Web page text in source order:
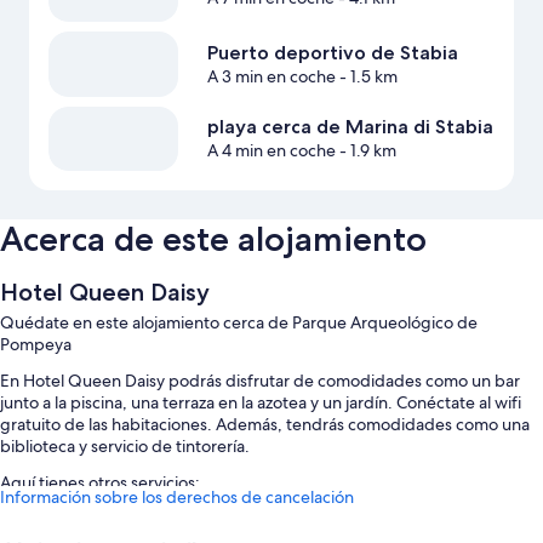
Puerto deportivo de Stabia
A 3 min en coche- 1.5 km
playa cerca de Marina di Stabia
A 4 min en coche- 1.9 km
Acerca de este alojamiento
Hotel Queen Daisy
Quédate en este alojamiento cerca de Parque Arqueológico de
Pompeya
En Hotel Queen Daisy podrás disfrutar de comodidades como un bar
junto a la piscina, una terraza en la azotea y un jardín. Conéctate al wifi
gratuito de las habitaciones. Además, tendrás comodidades como una
biblioteca y servicio de tintorería.
Aquí tienes otros servicios:
Información sobre los derechos de cancelación